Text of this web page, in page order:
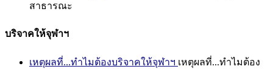
สาธารณะ
บริจาคให้จุฬาฯ
เหตุผลที่...ทำไมต้องบริจาคให้จุฬาฯ เหตุผลที่...ทำไมต้อง